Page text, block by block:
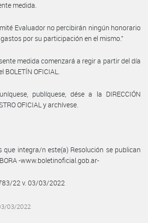
medida.
Evaluador no percibirán ningún honorario
por su participación en el mismo.”
medida comenzará a regir a partir del día
OFICIAL.
publíquese, dése a la DIRECCIÓN
OFICIAL y archívese.
que integra/n este(a) Resolución se publican
-www.boletinoficial.gob.ar-
22 v. 03/03/2022
03/2022